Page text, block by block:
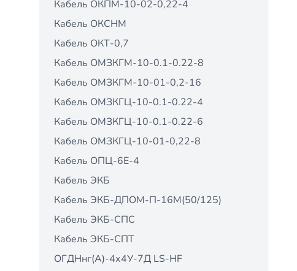
Кабель ОКПМ-10-02-0,22-4
Кабель ОКСНМ
Кабель ОКТ-0,7
Кабель ОМЗКГМ-10-0.1-0.22-8
Кабель ОМЗКГМ-10-01-0,2-16
Кабель ОМЗКГЦ-10-0.1-0.22-4
Кабель ОМЗКГЦ-10-0.1-0.22-6
Кабель ОМЗКГЦ-10-01-0,22-8
Кабель ОПЦ-6Е-4
Кабель ЭКБ
Кабель ЭКБ-ДПОМ-П-16М(50/125)
Кабель ЭКБ-СПС
Кабель ЭКБ-СПТ
ОГДНнг(А)-4х4У-7Д LS-HF